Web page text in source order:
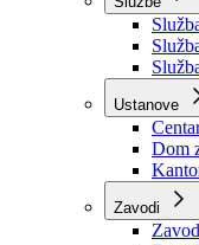
Organizacije
Službe
Ustanove
Dom